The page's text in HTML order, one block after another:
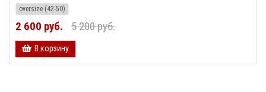
oversize (42-50)
2 600 руб. 5 200 руб.
В корзину